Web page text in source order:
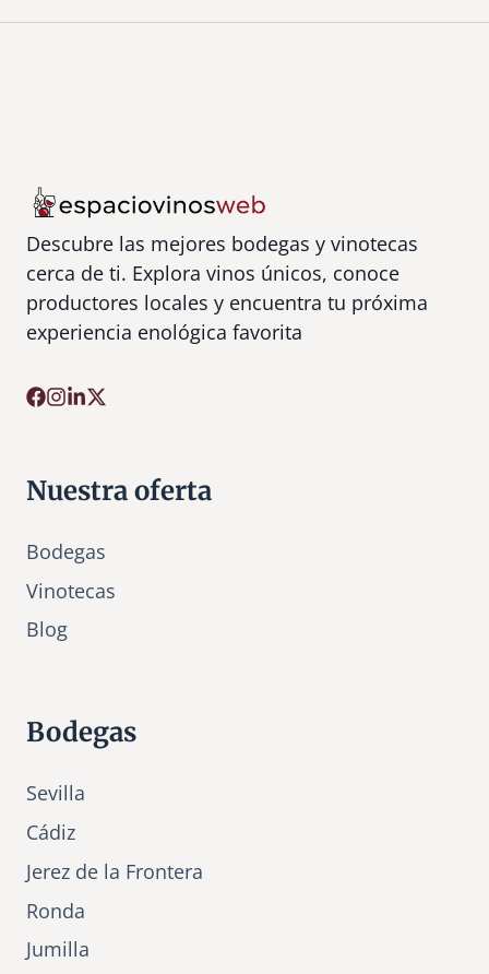
Descubre las mejores bodegas y vinotecas
cerca de ti. Explora vinos únicos, conoce
productores locales y encuentra tu próxima
experiencia enológica favorita
Nuestra oferta
Bodegas
Vinotecas
Blog
Bodegas
Sevilla
Cádiz
Jerez de la Frontera
Ronda
Jumilla